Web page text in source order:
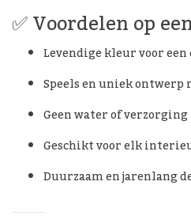
✅ Voordelen op
Levendige kleur voor
Speels en uniek
Geen water of
Geschikt voor elk
Duurzaam en jarenlang